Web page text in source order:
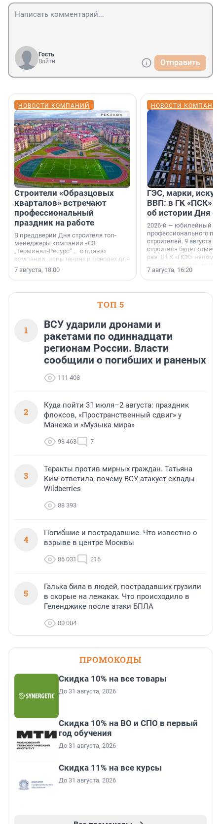
Гость
Войти
Отправить
НОВОСТИ КОМПАНИЙ
Строители «Образцовых
кварталов» встречают
профессиональный
праздник на работе
В преддверии Дня строителя топ-
менеджеры компании «СЗ
„Терминал-Ресурс“ — о планах
компании, испытаниях и поводах для
осторожного оптимизма.
7 августа, 18:00
НОВОСТИ
ГЭС, марки,
ВВП: в ГК «ПСК»
об истории Дня
2026-й — юбилейный
профессионального
строителей. 9 августа
строителя будет
раз. В ГК «ПСК»
поменялась роль
7 августа, 16:20
ТОП 5
1
ВСУ ударили дронами и
ракетами по одиннадцати
регионам России. Власти
сообщили о погибших и раненых
111 408
2
Куда пойти 31 июля–2 августа: праздник
флоксов, «Пространственный сдвиг» у
Манежа и «Музыка мира»
93 463 7
3
Теракты против мирных граждан. Татьяна
Ким ответила, почему ВСУ атакует склады
Wildberries
88 393
4
Погибшие и пострадавшие. Что известно о
взрыве в центре Москвы
86 031 216
5
Галька била в людей, пострадавших грузили
в скорые на лежаках. Что происходило в
Геленджике после атаки БПЛА
80 004
ПРОМОКОДЫ
Скидка 10% на все товары
До 31 августа, 2026
Скидка 10% на ВО и СПО в первый
год обучения
До 31 августа, 2026
Скидка 11% на все курсы
До 31 августа, 2026